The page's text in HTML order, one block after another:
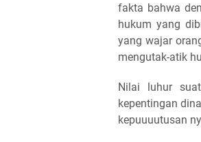
fakta bahwa
hukum yang
yang wajar
mengutak-atik
Nilai luhur
kepentingan
kepuuuutusan